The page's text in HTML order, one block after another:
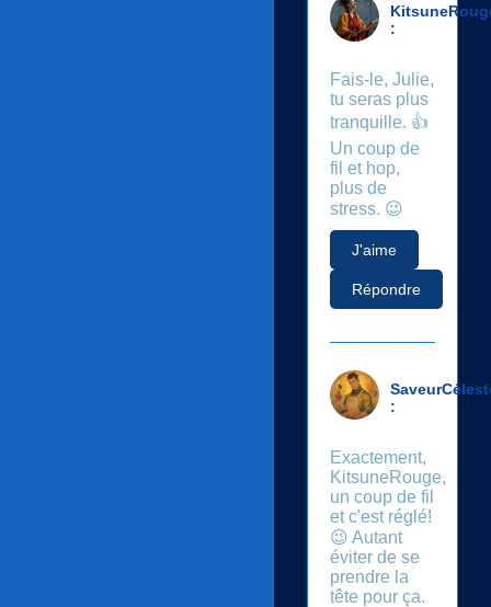
:
Fais-le, Julie,
tu seras plus
tranquille. 👍
Un coup de
fil et hop,
plus de
stress. 😉
J'aime
Répondre
:
Exactement,
KitsuneRouge,
un coup de fil
et c'est réglé!
😉 Autant
éviter de se
prendre la
tête pour ça.